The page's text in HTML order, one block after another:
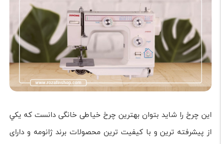
این چرخ را شاید بتوان بهترین چرخ خیاطی خانگی دانست که يکي
از پيشرفته ترين و با کيفيت ترين محصولات برند ژانومه و دارای